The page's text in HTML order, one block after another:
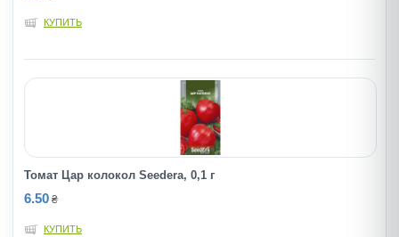
КУПИТЬ
Томат Цар колокол Seedera, 0,1 г
6.50 ₴
КУПИТЬ